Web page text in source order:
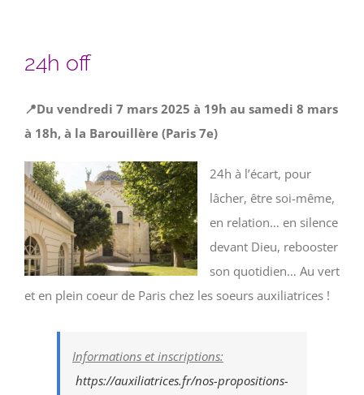
24h off
📍Du vendredi 7 mars 2025 à 19h au samedi 8 mars
à 18h, à la Barouillère (Paris 7e)
24h à l’écart, pour
lâcher, être soi-même,
en relation… en silence
devant Dieu, rebooster
son quotidien… Au vert
et en plein coeur de Paris chez les soeurs auxiliatrices !
Informations et inscriptions:
https://auxiliatrices.fr/nos-propositions-